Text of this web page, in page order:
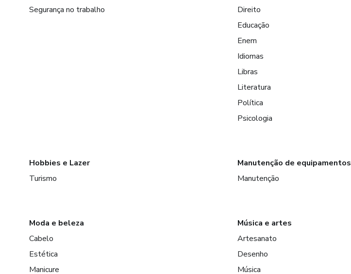
Segurança no trabalho
Direito
Educação
Enem
Idiomas
Libras
Literatura
Política
Psicologia
Hobbies e Lazer
Turismo
Manutenção de equipamentos
Manutenção
Moda e beleza
Cabelo
Estética
Manicure
Música e artes
Artesanato
Desenho
Música